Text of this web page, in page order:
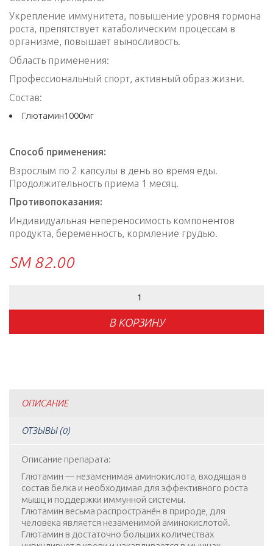
Укрепление иммунитета, повышение уровня гормона
роста, препятствует катаболическим процессам в
организме, повышает выносливость.
Область применения:
Профессиональный спорт, активный образ жизни.
Состав:
Глютамин1000мг
Способ применения:
Взрослым по 2 капсулы в день во время еды.
Продолжительность приема 1 месяц.
Противопоказания:
Индивидуальная непереносимость компонентов
продукта, беременность, кормление грудью.
ЅМ82.00
В КОРЗИНУ
ОПИСАНИЕ
ОТЗЫВЫ (0)
Описание препарата:
Глютамин — незаменимая аминокислота, входящая в
состав белка и необходимая для эффективного роста
мышц и поддержки иммунной системы.
Глютамин весьма распространён в природе, для
человека является незаменимой аминокислотой.
Глютамин в достаточно больших количествах